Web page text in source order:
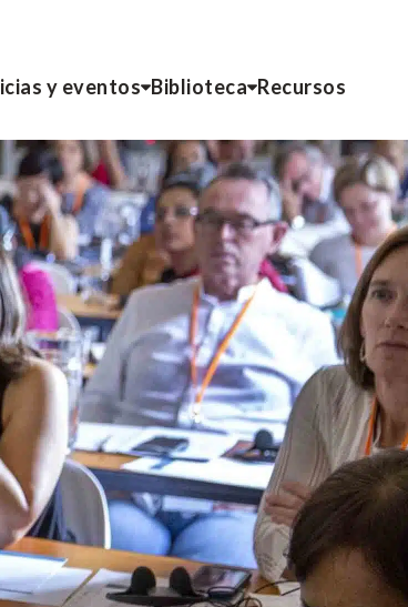
y eventos Biblioteca Recursos